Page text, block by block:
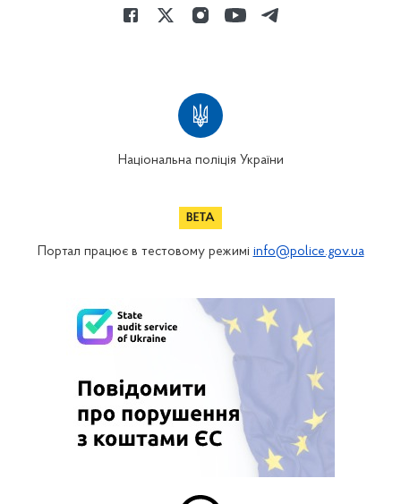
Національна поліція України
Портал працює в тестовому режимі info@police.gov.ua